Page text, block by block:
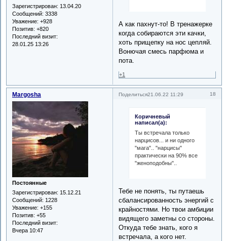
Зарегистрирован: 13.04.20
Сообщений: 3338
Уважение: +928
Позитив: +820
Последний визит:
28.01.25 13:26
А как пахнут-то! В тренажерке
когда собираются эти качки,
хоть прищепку на нос цепляй.
Вонючая смесь парфюма и
пота.
+1
Поделиться 18
21.06.22 11:29
Margosha
Постоянные
Зарегистрирован: 15.12.21
Сообщений: 1228
Уважение: +155
Позитив: +55
Последний визит:
Вчера 10:47
Коричневый
написал(а):
Ты встречала только
нарцисов... и ни одного
"мага".. "нарцисы"
практически на 90% все
"женоподобны"..
Тебе не понять, ты путаешь
сбалансированность энергий с
крайностями. Но твои амбиции
видящего заметны со стороны.
Откуда тебе знать, кого я
встречала, а кого нет.